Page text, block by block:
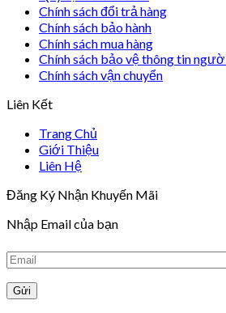
Chính sách đổi trả hàng
Chính sách bảo hành
Chính sách mua hàng
Chính sách bảo vệ thông tin
Chính sách vận chuyển
Liên Kết
Trang Chủ
Giới Thiệu
Liên Hệ
Đăng Ký Nhận Khuyến Mãi
Nhập Email của bạn